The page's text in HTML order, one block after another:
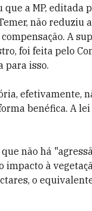
a MP, editada
não reduziu
A
foi feita pelo
para isso.
efetivamente,
benéfica. A
não há
impacto à
o